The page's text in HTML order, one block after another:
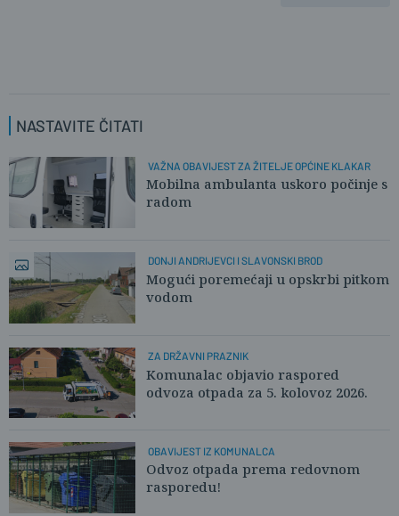
NASTAVITE ČITATI
VAŽNA OBAVIJEST ZA ŽITELJE OPĆINE KLAKAR
Mobilna ambulanta uskoro počinje s
radom
DONJI ANDRIJEVCI I SLAVONSKI BROD
Mogući poremećaji u opskrbi pitkom
vodom
ZA DRŽAVNI PRAZNIK
Komunalac objavio raspored
odvoza otpada za 5. kolovoz 2026.
OBAVIJEST IZ KOMUNALCA
Odvoz otpada prema redovnom
rasporedu!